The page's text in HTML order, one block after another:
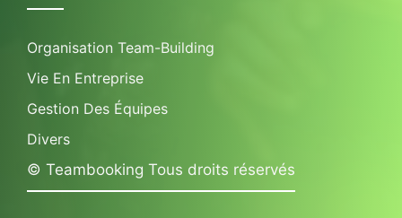
Organisation Team-Building
Vie En Entreprise
Gestion Des Équipes
Divers
© Teambooking Tous droits réservés